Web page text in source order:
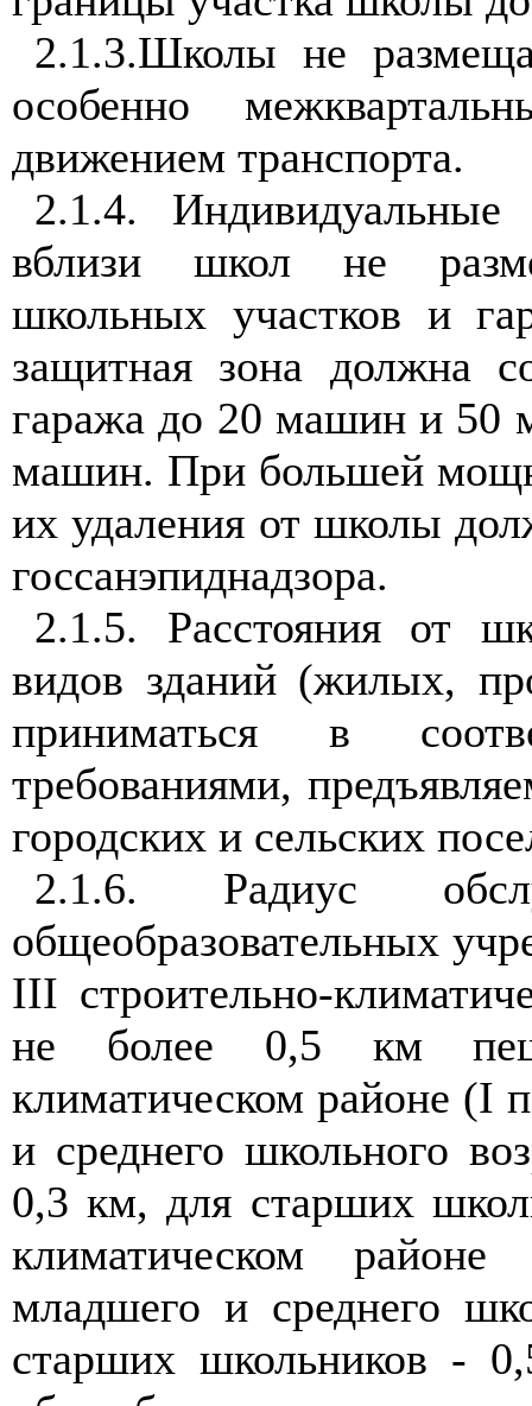
2.1.3.Школы не
особенно
движением транспорта.
2.1.4.
вблизи школ не
школьных участков и
защитная зона должна
гаража до 20 машин и 50
машин. При большей
их удаления от школы
госсанэпиднадзора.
2.1.5. Расстояния от
видов зданий (жилых,
приниматься в
требованиями,
городских и сельских
2.1.6. Радиус
общеобразовательных
III строительно-
не более 0,5 км
климатическом районе (I
и среднего школьного
0,3 км, для старших
климатическом
младшего и среднего
старших школьников -